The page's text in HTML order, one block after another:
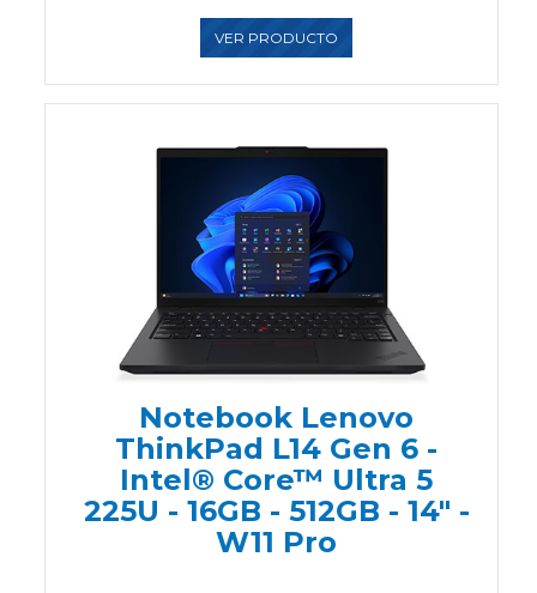
VER PRODUCTO
Notebook Lenovo
ThinkPad L14 Gen 6 -
Intel® Core™ Ultra 5
225U - 16GB - 512GB - 14" -
W11 Pro